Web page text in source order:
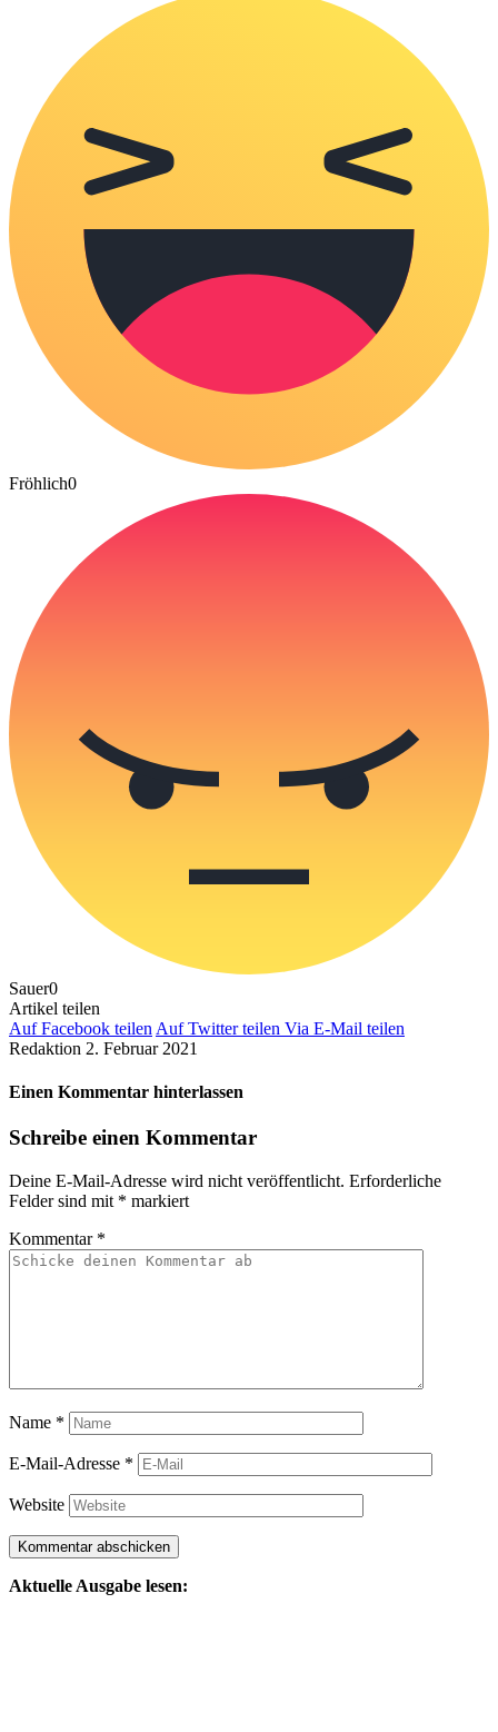
Fröhlich0
Sauer0
Artikel teilen
Auf Facebook teilen Auf Twitter teilen Via E-Mail teilen
Redaktion 2. Februar 2021
Einen Kommentar hinterlassen
Schreibe einen Kommentar
Deine E-Mail-Adresse wird nicht veröffentlicht. Erforderliche
Felder sind mit * markiert
Kommentar *
Name *
E-Mail-Adresse *
Website
Aktuelle Ausgabe lesen: